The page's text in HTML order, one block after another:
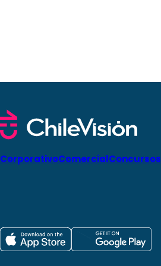
CorporativoComercialConcursos